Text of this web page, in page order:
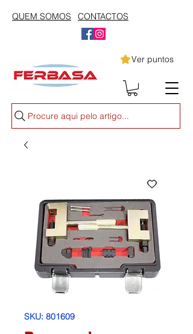
QUEM SOMOS CONTACTOS
Ver puntos
Procure aqui pelo artigo...
SKU: 801609